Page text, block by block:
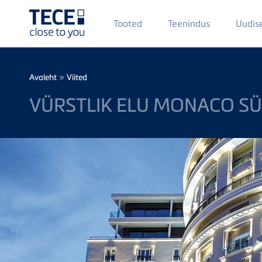
Main
Menü
1
Tooted Teenindus
Breadcrumb
Avaleht » Viited
VÜRSTLIK ELU MONACO